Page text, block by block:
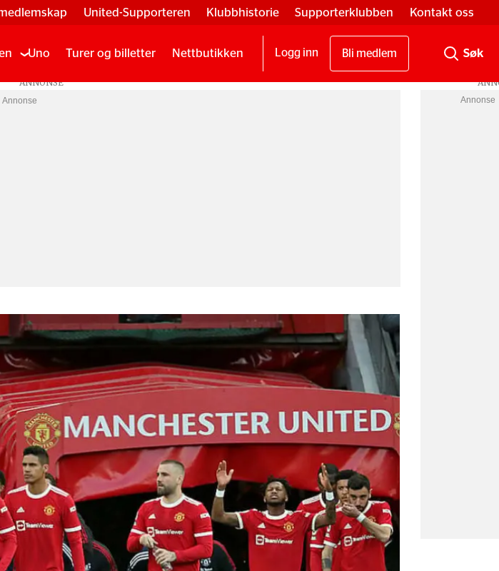
United-Supporteren Klubbhistorie Supporterklubben Kontakt oss
Uno Turer og billetter Nettbutikken Logg inn Bli medlem
Annonse Annonse